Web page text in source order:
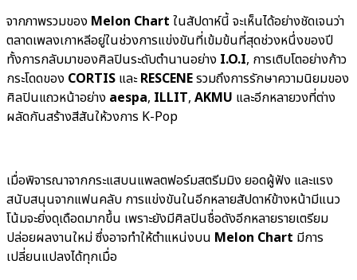
จากภาพรวมของ Melon Chart ในสัปดาห์นี้ จะเห็นได้อย่างชัดเจนว่า
ตลาดเพลงเกาหลีอยู่ในช่วงการแข่งขันที่เข้มข้นที่สุดช่วงหนึ่งของปี
ทั้งการกลับมาของศิลปินระดับตำนานอย่าง I.O.I, การเติบโตอย่างก้าว
กระโดดของ CORTIS และRESCENEรวมถึงการรักษาความนิยมของ
ศิลปินแถวหน้าอย่าง aespa, ILLIT, AKMU และอีกหลายวงที่ต่าง
ผลัดกันสร้างสีสันให้วงการ K-Pop
เมื่อพิจารณาจากกระแสบนแพลตฟอร์มสตรีมมิง ยอดผู้ฟัง และแรง
สนับสนุนจากแฟนคลับ การแข่งขันในอีกหลายสัปดาห์ข้างหน้ามีแนว
โน้มจะยิ่งดุเดือดมากขึ้น เพราะยังมีศิลปินชื่อดังอีกหลายรายเตรียม
ปล่อยผลงานใหม่ ซึ่งอาจทำให้ตำแหน่งบน Melon Chart มีการ
เปลี่ยนแปลงได้ทุกเมื่อ